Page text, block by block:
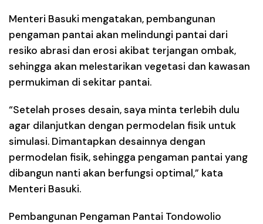
Menteri Basuki mengatakan, pembangunan
pengaman pantai akan melindungi pantai dari
resiko abrasi dan erosi akibat terjangan ombak,
sehingga akan melestarikan vegetasi dan kawasan
permukiman di sekitar pantai.
“Setelah proses desain, saya minta terlebih dulu
agar dilanjutkan dengan permodelan fisik untuk
simulasi. Dimantapkan desainnya dengan
permodelan fisik, sehingga pengaman pantai yang
dibangun nanti akan berfungsi optimal,” kata
Menteri Basuki.
Pembangunan Pengaman Pantai Tondowolio